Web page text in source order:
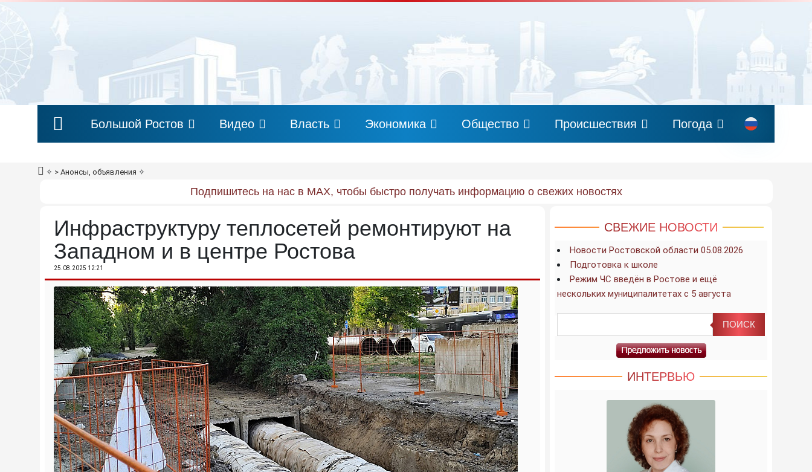
Большой Ростов Видео Власть Экономика Общество Происшествия Погода
✧ > Анонсы, объявления ✧
Подпишитесь на нас в MAX, чтобы быстро получать информацию о свежих новостях
Инфраструктуру теплосетей ремонтируют на
Западном и в центре Ростова
25.08.2025 12:21
СВЕЖИЕ НОВОСТИ
Новости Ростовской области 05.08.2026
Подготовка к школе
Режим ЧС введён в Ростове и ещё
нескольких муниципалитетах с 5 августа
ИНТЕРВЬЮ